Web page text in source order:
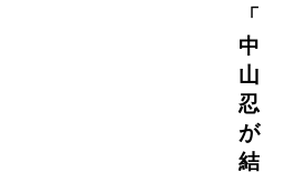
「
中
山
忍
が
結